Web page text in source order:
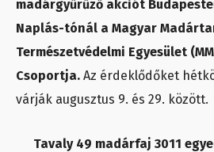
madárgyűrűző akciót
Naplás-tónál a Magyar
Természetvédelmi Egyesület
Csoportja. Az érdeklődőket
várják augusztus 9. és 29. között.
Tavaly 49 madárfaj 3011